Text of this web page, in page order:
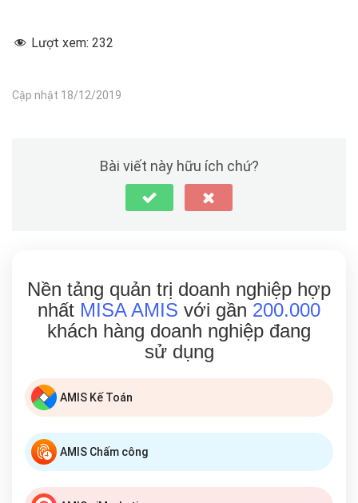
Lượt xem: 232
Cập nhật 18/12/2019
Bài viết này hữu ích chứ?
Nền tảng quản trị doanh nghiệp hợp
nhất MISA AMIS với gần 200.000
khách hàng doanh nghiệp đang
sử dụng
AMIS Kế Toán
AMIS Chấm công